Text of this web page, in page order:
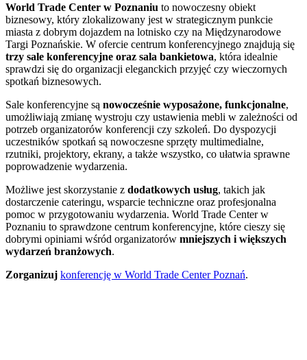
World Trade Center w Poznaniu to nowoczesny obiekt
biznesowy, który zlokalizowany jest w strategicznym punkcie
miasta z dobrym dojazdem na lotnisko czy na Międzynarodowe
Targi Poznańskie. W ofercie centrum konferencyjnego znajdują się
trzy sale konferencyjne oraz sala bankietowa, która idealnie
sprawdzi się do organizacji eleganckich przyjęć czy wieczornych
spotkań biznesowych.
Sale konferencyjne są nowocześnie wyposażone, funkcjonalne,
umożliwiają zmianę wystroju czy ustawienia mebli w zależności od
potrzeb organizatorów konferencji czy szkoleń. Do dyspozycji
uczestników spotkań są nowoczesne sprzęty multimedialne,
rzutniki, projektory, ekrany, a także wszystko, co ułatwia sprawne
poprowadzenie wydarzenia.
Możliwe jest skorzystanie z dodatkowych usług, takich jak
dostarczenie cateringu, wsparcie techniczne oraz profesjonalna
pomoc w przygotowaniu wydarzenia. World Trade Center w
Poznaniu to sprawdzone centrum konferencyjne, które cieszy się
dobrymi opiniami wśród organizatorów mniejszych i większych
wydarzeń branżowych.
Zorganizuj konferencję w World Trade Center Poznań.